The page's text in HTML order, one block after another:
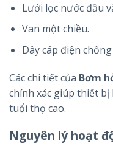
Lưới lọc nước đầu
Van một chiều.
Dây cáp điện
Các chi tiết của Bơm
chính xác giúp thiết
tuổi thọ cao.
Nguyên lý hoạt